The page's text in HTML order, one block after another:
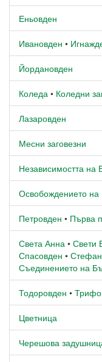
Еньовден
Ивановден •
Йордановден
Коледа • Коледни
Лазаровден
Месни заговезни
Независимостта на
Освобождението на
Петровден • Първа
Света Анна • Свети
Спасовден •
Съединението на
Тодоровден •
Цветница
Черешова